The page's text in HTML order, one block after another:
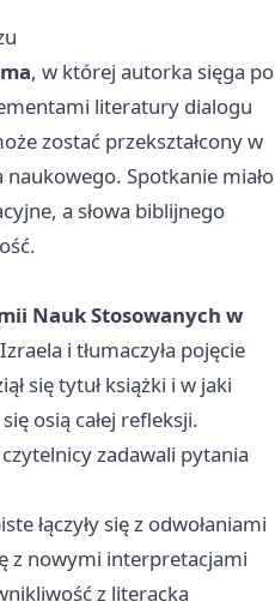
, w której autorka sięga po
literatury dialogu
zostać przekształcony w
Spotkanie miało
a słowa biblijnego
Nauk Stosowanych w
i tłumaczyła pojęcie
się tytuł książki i w jaki
osią całej refleksji.
zadawali pytania
łączyły się z odwołaniami
z nowymi interpretacjami
z literacką